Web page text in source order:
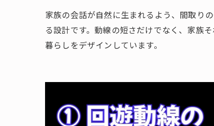
家族の会話が自然に生まれるよう、間取り
る設計です。動線の短さだけでなく、家族
暮らしをデザインしています。